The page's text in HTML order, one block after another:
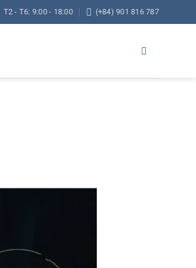
T2 - T6: 9:00 - 18:00 (+84) 901 816 787